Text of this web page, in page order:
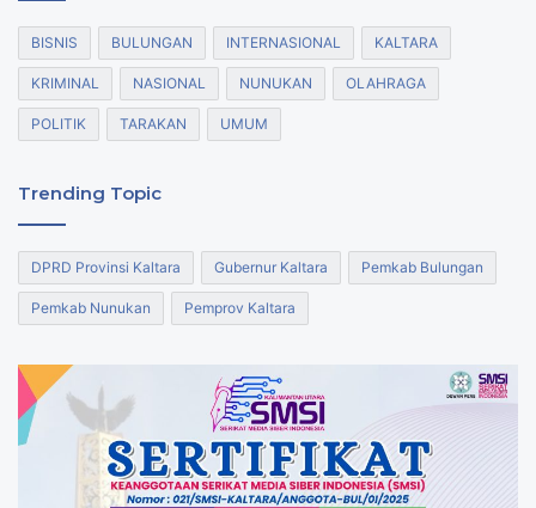
BISNIS BULUNGAN INTERNASIONAL KALTARA
KRIMINAL NASIONAL NUNUKAN OLAHRAGA
POLITIK TARAKAN UMUM
Trending Topic
DPRD Provinsi Kaltara Gubernur Kaltara Pemkab Bulungan
Pemkab Nunukan Pemprov Kaltara